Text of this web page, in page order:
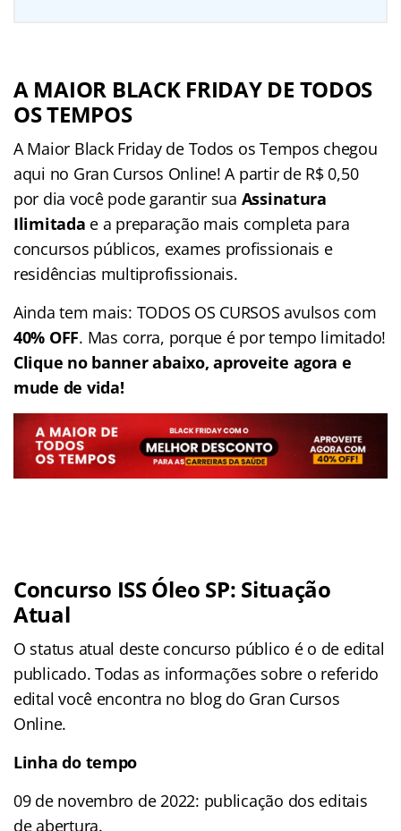
A MAIOR BLACK FRIDAY DE TODOS
OS TEMPOS
A Maior Black Friday de Todos os Tempos chegou
aqui no Gran Cursos Online! A partir de R$ 0,50
por dia você pode garantir sua Assinatura
Ilimitada e a preparação mais completa para
concursos públicos, exames profissionais e
residências multiprofissionais.
Ainda tem mais: TODOS OS CURSOS avulsos com
40% OFF. Mas corra, porque é por tempo limitado!
Clique no banner abaixo, aproveite agora e
mude de vida!
Concurso ISS Óleo SP: Situação
Atual
O status atual deste concurso público é o de edital
publicado. Todas as informações sobre o referido
edital você encontra no blog do Gran Cursos
Online.
Linha do tempo
09 de novembro de 2022: publicação dos editais
de abertura.